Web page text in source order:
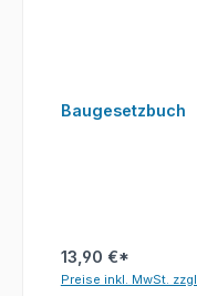
Baugesetzbuch
13,90 €*
Preise inkl. MwSt.